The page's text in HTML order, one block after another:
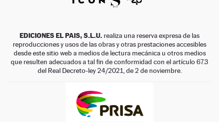
EDICIONES EL PAIS, S.L.U. realiza una reserva expresa de las
reproducciones y usos de las obras y otras prestaciones accesibles
desde este sitio web a medios de lectura mecánica u otros medios
que resulten adecuados a tal fin de conformidad con el artículo 67.3
del Real Decreto-ley 24/2021, de 2 de noviembre.